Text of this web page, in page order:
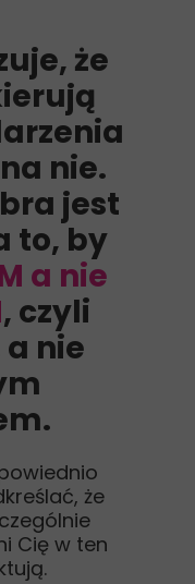
że
nie.
jest
to, by
a nie
, czyli
nie
że
Cię w ten